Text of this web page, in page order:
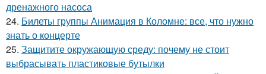
дренажного насоса
24. Билеты группы Анимация в Коломне: все, что нужно
знать о концерте
25. Защитите окружающую среду: почему не стоит
выбрасывать пластиковые бутылки